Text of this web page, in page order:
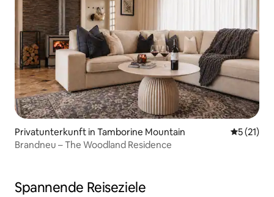
Privatunterkunft in Tamborine Mountain
5 (21)
Brandneu – The Woodland Residence
Spannende Reiseziele